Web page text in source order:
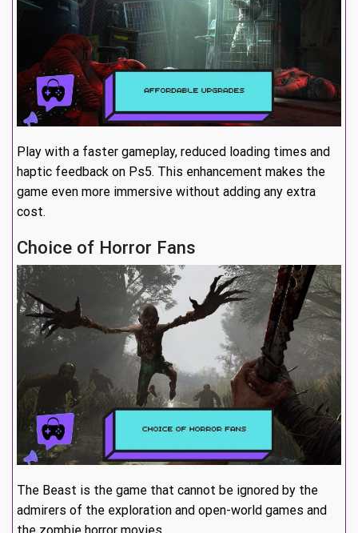
Play with a faster gameplay, reduced loading times and
haptic feedback on Ps5. This enhancement makes the
game even more immersive without adding any extra
cost.
Choice of Horror Fans
The Beast is the game that cannot be ignored by the
admirers of the exploration and open-world games and